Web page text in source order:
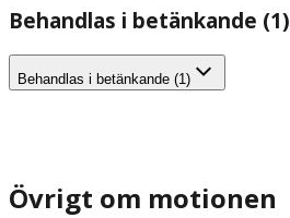
Behandlas i betänkande (1)
Behandlas i betänkande (1)
Övrigt om motionen